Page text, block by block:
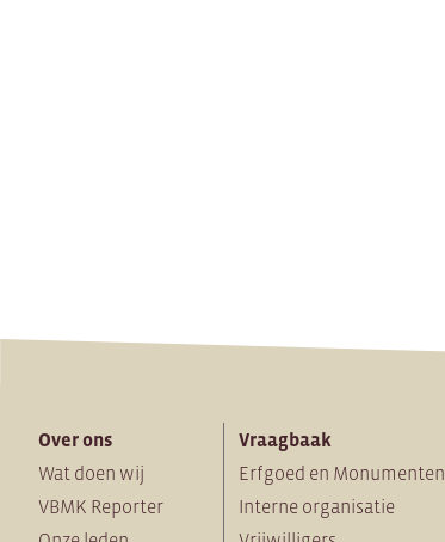
Over ons
Wat doen wij
VBMK Reporter
Vraagbaak
Erfgoed en Monumenten
Interne organisatie